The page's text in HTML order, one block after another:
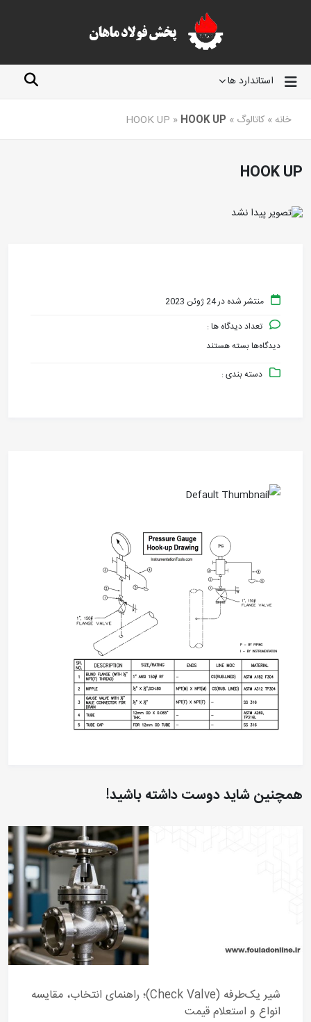
استاندارد ها
خانه » کاتالوگ »
HOOK UP » HOOK UP
HOOK UP
منتشر شده در 24 ژوئن 2023
تعداد دیدگاه ها :
دیدگاه‌ها
برای
HOOK
بسته هستند
دسته بندی :
همچنین شاید دوست داشته باشید!
شیر یک‌طرفه (Check Valve)؛ راهنمای انتخاب، مقایسه
انواع و استعلام قیمت